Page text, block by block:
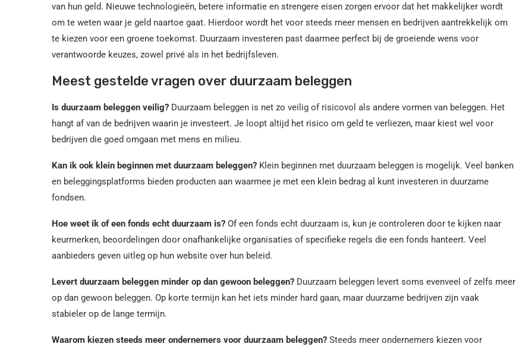
van hun geld. Nieuwe technologieën, betere informatie en strengere eisen zorgen ervoor dat het makkelijker wordt
om te weten waar je geld naartoe gaat. Hierdoor wordt het voor steeds meer mensen en bedrijven aantrekkelijk om
te kiezen voor een groene toekomst. Duurzaam investeren past daarmee perfect bij de groeiende wens voor
verantwoorde keuzes, zowel privé als in het bedrijfsleven.
Meest gestelde vragen over duurzaam beleggen
Is duurzaam beleggen veilig? Duurzaam beleggen is net zo veilig of risicovol als andere vormen van beleggen. Het
hangt af van de bedrijven waarin je investeert. Je loopt altijd het risico om geld te verliezen, maar kiest wel voor
bedrijven die goed omgaan met mens en milieu.
Kan ik ook klein beginnen met duurzaam beleggen? Klein beginnen met duurzaam beleggen is mogelijk. Veel banken
en beleggingsplatforms bieden producten aan waarmee je met een klein bedrag al kunt investeren in duurzame
fondsen.
Hoe weet ik of een fonds echt duurzaam is? Of een fonds echt duurzaam is, kun je controleren door te kijken naar
keurmerken, beoordelingen door onafhankelijke organisaties of specifieke regels die een fonds hanteert. Veel
aanbieders geven uitleg op hun website over hun beleid.
Levert duurzaam beleggen minder op dan gewoon beleggen? Duurzaam beleggen levert soms evenveel of zelfs meer
op dan gewoon beleggen. Op korte termijn kan het iets minder hard gaan, maar duurzame bedrijven zijn vaak
stabieler op de lange termijn.
Waarom kiezen steeds meer ondernemers voor duurzaam beleggen? Steeds meer ondernemers kiezen voor